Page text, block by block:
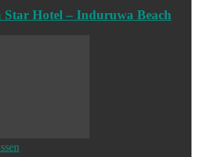
Star Hotel – Induruwa Beach